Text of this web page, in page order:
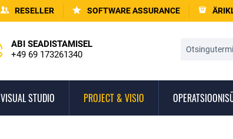
RESELLER SOFTWARE ASSURANCE
ABI SEADISTAMISEL
+49 69 173261340
VISUAL STUDIO PROJECT & VISIO